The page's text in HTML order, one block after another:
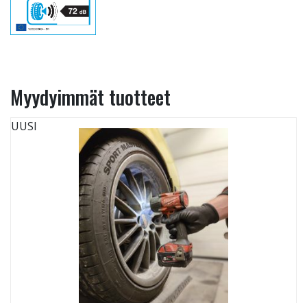
Myydyimmät tuotteet
UUSI